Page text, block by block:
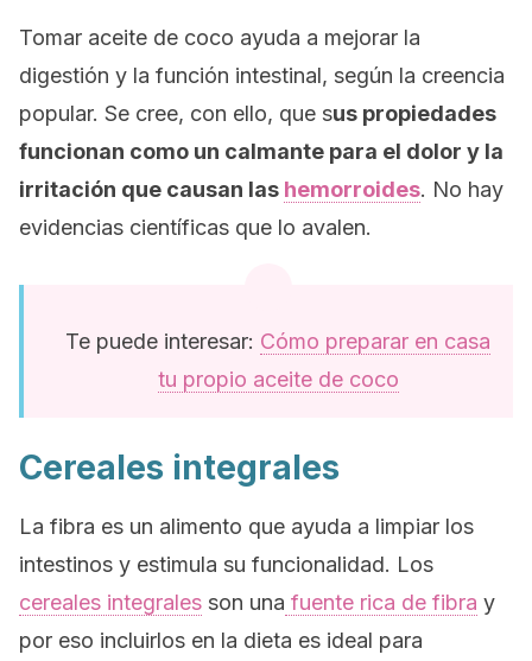
Tomar aceite de coco ayuda a mejorar la
digestión y la función intestinal, según la creencia
popular. Se cree, con ello, que sus propiedades
funcionan como un calmante para el dolor y la
irritación que causan las hemorroides. No hay
evidencias científicas que lo avalen.
Te puede interesar: Cómo preparar en casa
tu propio aceite de coco
Cereales integrales
La fibra es un alimento que ayuda a limpiar los
intestinos y estimula su funcionalidad. Los
cereales integrales son una fuente rica de fibra y
por eso incluirlos en la dieta es ideal para